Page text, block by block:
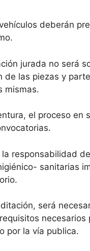
deberán
jurada no será
de las piezas y
mismas.
el proceso
responsabilidad
sanitarias
será
por la vía publica.